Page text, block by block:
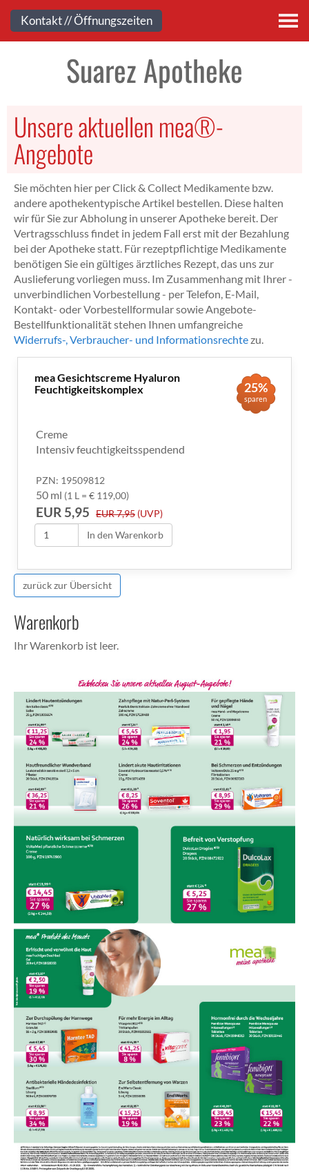
Kontakt
Suarez Apotheke
Unsere aktuellen mea®-
Angebote
Sie möchten hier per Click & Collect Medikamente bzw.
andere apothekentypische Artikel bestellen. Diese halten
wir für Sie zur Abholung in unserer Apotheke bereit. Der
Vertragsschluss findet in jedem Fall erst mit der Bezahlung
bei der Apotheke statt. Für rezeptpflichtige Medikamente
benötigen Sie ein gültiges ärztliches Rezept, das uns zur
Auslieferung vorliegen muss. Im Zusammenhang mit Ihrer -
unverbindlichen Vorbestellung - per Telefon, E-Mail,
Kontakt- oder Vorbestellformular sowie Angebote-
Bestellfunktionalität stehen Ihnen umfangreiche
Widerrufs-, Verbraucher- und Informationsrechtezu.
mea Gesichtscreme Hyaluron
Feuchtigkeitskomplex
25%
sparen
Creme
Intensiv feuchtigkeitsspendend
PZN: 19509812
50 ml (1 L = € 119,00)
EUR 5,95 EUR 7,95 (UVP)
In den Warenkorb
zurück zur Übersicht
Warenkorb
Ihr Warenkorb ist leer.
Kontakt // Öffnungszeiten